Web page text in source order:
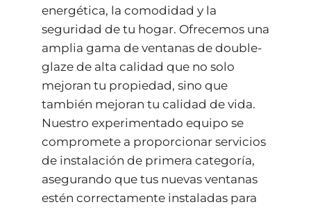
energética, la comodidad y la
seguridad de tu hogar. Ofrecemos una
amplia gama de ventanas de double-
glaze de alta calidad que no solo
mejoran tu propiedad, sino que
también mejoran tu calidad de vida.
Nuestro experimentado equipo se
compromete a proporcionar servicios
de instalación de primera categoría,
asegurando que tus nuevas ventanas
estén correctamente instaladas para